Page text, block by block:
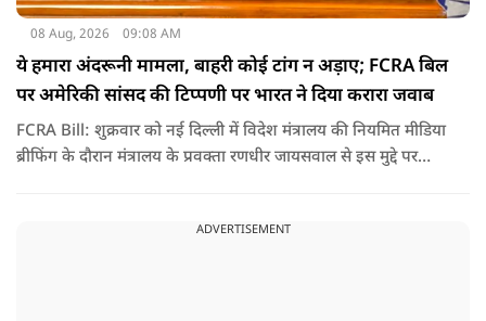
08 Aug, 2026 09:08 AM
ये हमारा अंदरूनी मामला, बाहरी कोई टांग न अड़ाए; FCRA बिल
पर अमेरिकी सांसद की टिप्पणी पर भारत ने दिया करारा जवाब
FCRA Bill: शुक्रवार को नई दिल्ली में विदेश मंत्रालय की नियमित मीडिया
ब्रीफिंग के दौरान मंत्रालय के प्रवक्ता रणधीर जायसवाल से इस मुद्दे पर
ADVERTISEMENT